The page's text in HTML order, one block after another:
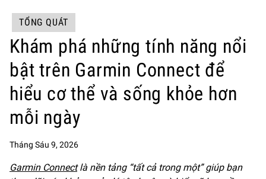
TỔNG QUÁT
Khám phá những tính năng nổi
bật trên Garmin Connect để
hiểu cơ thể và sống khỏe hơn
mỗi ngày
Tháng Sáu 9, 2026
Garmin Connectlà nền tảng “tất cả trong một” giúp bạn